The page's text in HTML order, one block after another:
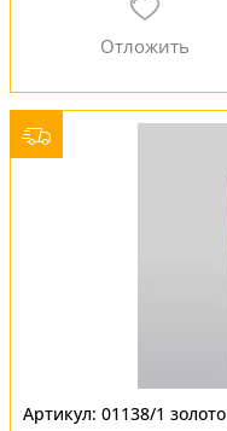
01138/1 золото